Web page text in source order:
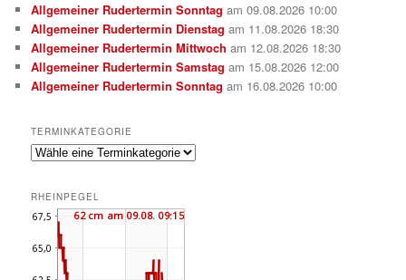
Allgemeiner Rudertermin Sonntag am 09.08.2026 10:00
Allgemeiner Rudertermin Dienstag am 11.08.2026 18:30
Allgemeiner Rudertermin Mittwoch am 12.08.2026 18:30
Allgemeiner Rudertermin Samstag am 15.08.2026 12:00
Allgemeiner Rudertermin Sonntag am 16.08.2026 10:00
TERMINKATEGORIE
RHEINPEGEL